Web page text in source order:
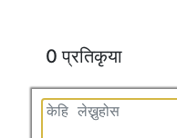
0 प्रतिकृया